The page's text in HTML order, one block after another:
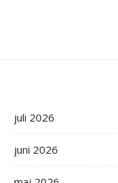
juli 2026
juni 2026